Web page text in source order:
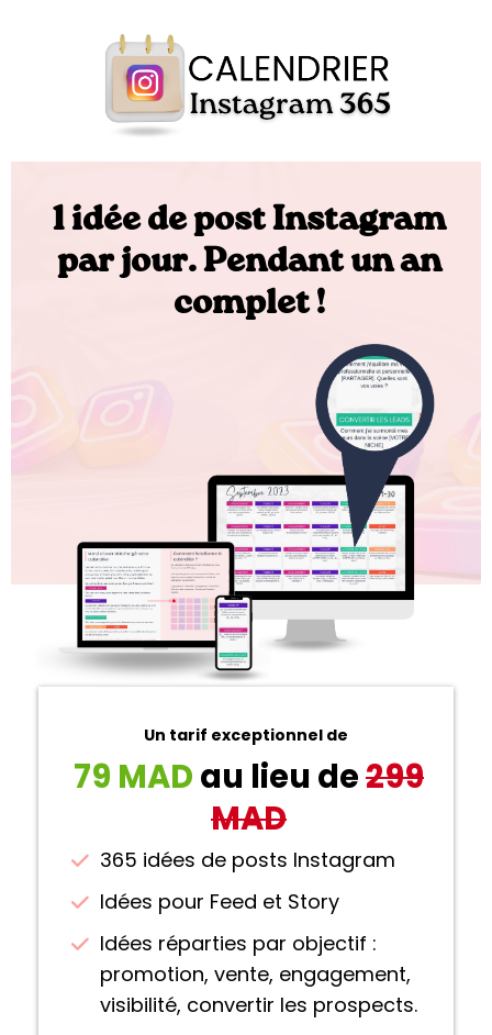
1 idée de post Instagram
par jour. Pendant un an
complet !
Un tarif exceptionnel de
79 MAD au lieu de299
MAD
365 idées de posts Instagram
Idées pour Feed et Story
Idées réparties par objectif :
promotion, vente, engagement,
visibilité, convertir les prospects.